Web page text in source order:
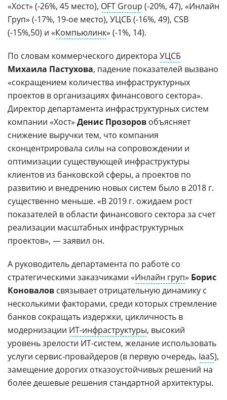
«Хост» (-26%, 45 место), OFT Group (-20%, 47), «Инлайн
Груп» (-17%, 19-ое место), УЦСБ (-16%, 49), CSB
(-15%,50) и «Компьюлинк» (-1%, 14).
По словам коммерческого директора УЦСБ
Михаила Пастухова, падение показателей вызвано
«сокращением количества инфраструктурных
проектов в организациях финансового сектора».
Директор департамента инфраструктурных систем
компании «Хост» Денис Прозоров объясняет
снижение выручки тем, что компания
сконцентрировала силы на сопровождении и
оптимизации существующей инфраструктуры
клиентов из банковской сферы, а проектов по
развитию и внедрению новых систем было в 2018 г.
существенно меньше. «В 2019 г. ожидаем рост
показателей в области финансового сектора за счет
реализации масштабных инфраструктурных
проектов», — заявил он.
А руководитель департамента по работе со
стратегическими заказчиками «Инлайн груп» Борис
Коновалов связывает отрицательную динамику с
несколькими факторами, среди которых стремление
банков сокращать издержки, цикличность в
модернизации ИТ-инфраструктуры, высокий
уровень зрелости ИТ-систем, желание использовать
услуги сервис-провайдеров (в первую очередь, IaaS),
замещение дорогих отказоустойчивых решений на
более дешевые решения стандартной архитектуры.